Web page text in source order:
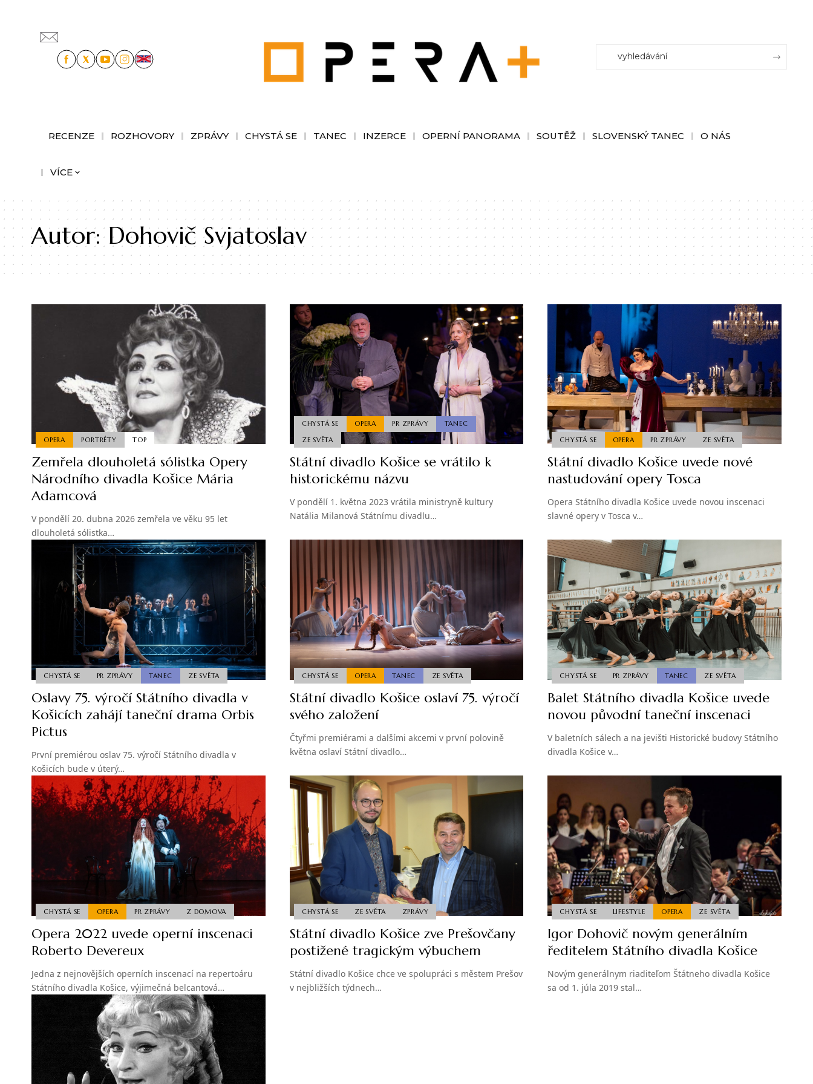
RECENZE ROZHOVORY ZPRÁVY CHYSTÁ SE TANEC INZERCE OPERNÍ PANORAMA SOUTĚŽ SLOVENSKÝ TANEC O NÁS
VÍCE
Autor:Dohovič Svjatoslav
OPERA PORTRÉTY TOP
Zemřela dlouholetá sólistka Opery
Národního divadla Košice Mária
Adamcová
V pondělí 20. dubna 2026 zemřela ve věku 95 let
dlouholetá sólistka…
CHYSTÁ SE OPERA PR ZPRÁVY
TANEC
ZE SVĚTA
Státní divadlo Košice se vrátilo k
historickému názvu
V pondělí 1. května 2023 vrátila ministryně kultury
Natália Milanová Státnímu divadlu…
CHYSTÁ SE OPERA PR ZPRÁVY ZE SVĚTA
Státní divadlo Košice uvede nové
nastudování opery Tosca
Opera Státního divadla Košice uvede novou inscenaci
slavné opery v Tosca v…
CHYSTÁ SE PR ZPRÁVY TANEC ZE SVĚTA
Oslavy 75. výročí Státního divadla v
Košicích zahájí taneční drama Orbis
Pictus
První premiérou oslav 75. výročí Státního divadla v
Košicích bude v úterý…
CHYSTÁ SE OPERA TANEC ZE SVĚTA
Státní divadlo Košice oslaví 75. výročí
svého založení
Čtyřmi premiérami a dalšími akcemi v první polovině
května oslaví Státní divadlo…
CHYSTÁ SE PR ZPRÁVY TANEC ZE SVĚTA
Balet Státního divadla Košice uvede
novou původní taneční inscenaci
V baletních sálech a na jevišti Historické budovy Státního
divadla Košice v…
CHYSTÁ SE OPERA PR ZPRÁVY Z DOMOVA
Opera 2022 uvede operní inscenaci
Roberto Devereux
Jedna z nejnovějších operních inscenací na repertoáru
Státního divadla Košice, výjimečná belcantová…
CHYSTÁ SE ZE SVĚTA ZPRÁVY
Státní divadlo Košice zve Prešovčany
postižené tragickým výbuchem
Státní divadlo Košice chce ve spolupráci s městem Prešov
v nejbližších týdnech…
CHYSTÁ SE LIFESTYLE OPERA ZE SVĚTA
Igor Dohovič novým generálním
ředitelem Státního divadla Košice
Novým generálnym riaditeľom Štátneho divadla Košice
sa od 1. júla 2019 stal…